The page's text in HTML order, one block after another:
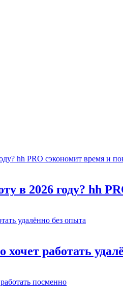
в 2026 году? hh
хочет работать